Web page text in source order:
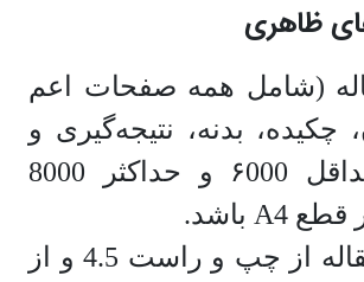
ظاهری
(شامل همه صفحات اعم
چکیده‌، بدنه، نتیجه‌گیری و
منابع) حداقل ۶000 و حداکثر 8000
قطع A4 باشد.
حاشیه مقاله از چپ و راست 4.5 و از